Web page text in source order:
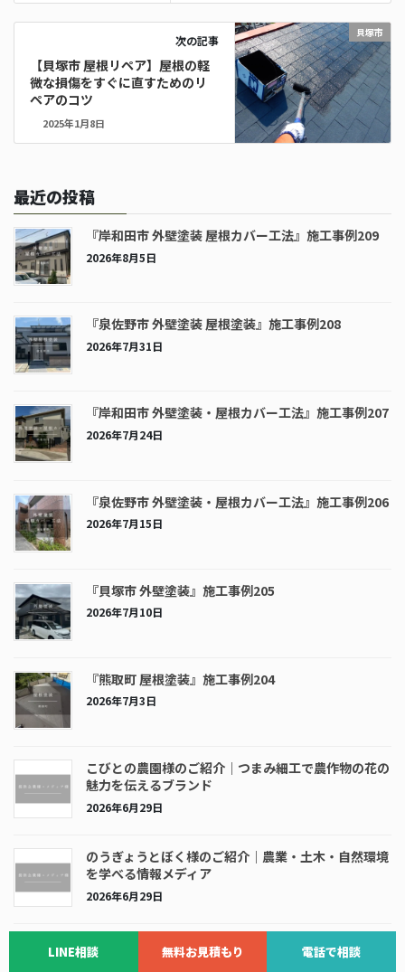
貝塚市
次の記事
【貝塚市 屋根リペア】屋根の軽
微な損傷をすぐに直すためのリ
ペアのコツ
2025年1月8日
最近の投稿
『岸和田市 外壁塗装 屋根カバー工法』施工事例209
2026年8月5日
『泉佐野市 外壁塗装 屋根塗装』施工事例208
2026年7月31日
『岸和田市 外壁塗装・屋根カバー工法』施工事例207
2026年7月24日
『泉佐野市 外壁塗装・屋根カバー工法』施工事例206
2026年7月15日
『貝塚市 外壁塗装』施工事例205
2026年7月10日
『熊取町 屋根塗装』施工事例204
2026年7月3日
こびとの農園様のご紹介｜つまみ細工で農作物の花の
魅力を伝えるブランド
2026年6月29日
のうぎょうとぼく様のご紹介｜農業・土木・自然環境
を学べる情報メディア
2026年6月29日
株式会社Praemio様のご紹介｜「あなたらしい暮ら
し」を叶えるインテリアコーディネート会社
LINE相談 無料お見積もり 電話で相談